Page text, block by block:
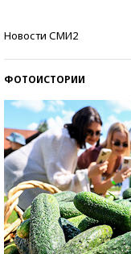
Новости СМИ2
ФОТОИСТОРИИ